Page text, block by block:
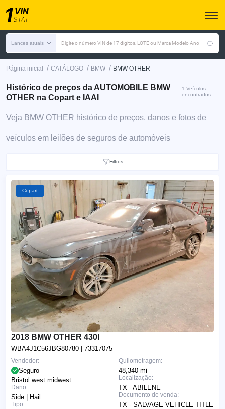
Lances atuais Digite o número VIN de 17 dígitos, LOTE ou Marca Modelo Ano
Página inicial / CATÁLOGO / BMW / BMW OTHER
Histórico de preços da AUTOMOBILE BMW
OTHER na Copart e IAAI
1 Veículos
encontrados
Veja BMW OTHER histórico de preços, danos e fotos de
veículos em leilões de seguros de automóveis
Filtros
Copart
2018 BMW OTHER 430I
WBA4J1C56JBG80780 | 73317075
Quilometragem:
48,340 mi
Localização:
TX - ABILENE
Documento de venda:
TX - SALVAGE VEHICLE TITLE
Vendedor:
Seguro
Bristol west midwest
Dano:
Side | Hail
Tipo: